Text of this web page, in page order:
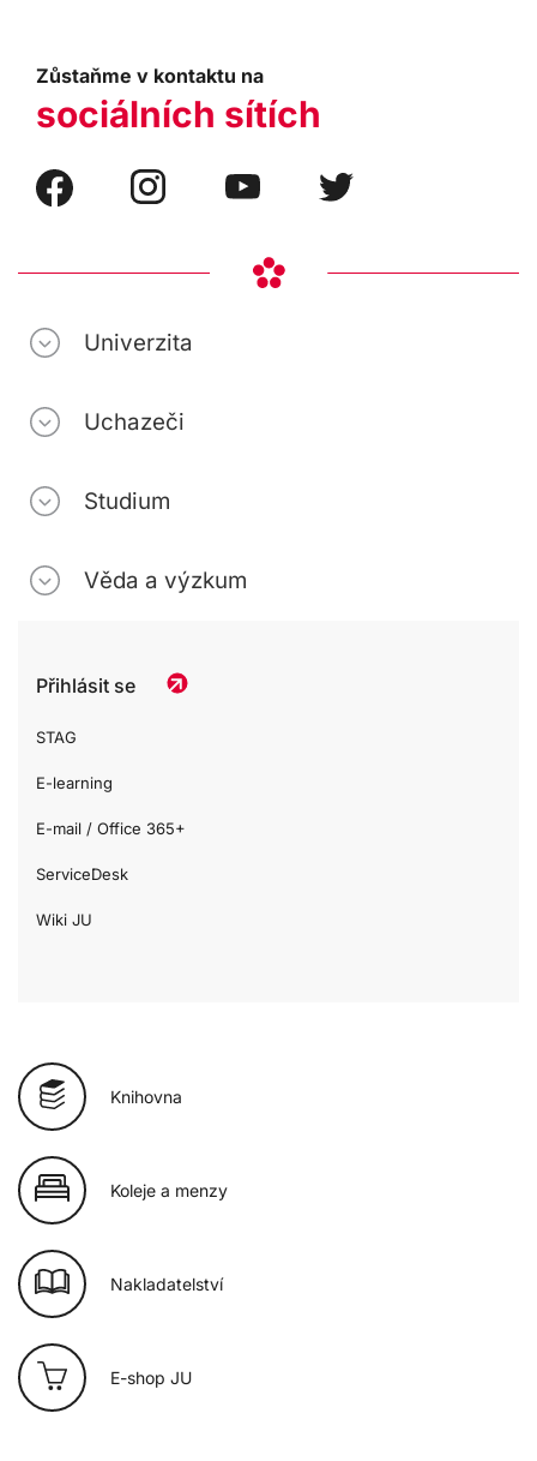
Zůstaňme v kontaktu na
sociálních sítích
Univerzita
Uchazeči
Studium
Věda a výzkum
Přihlásit se
STAG
E-learning
E-mail / Office 365+
ServiceDesk
Wiki JU
Knihovna
Koleje a menzy
Nakladatelství
E-shop JU